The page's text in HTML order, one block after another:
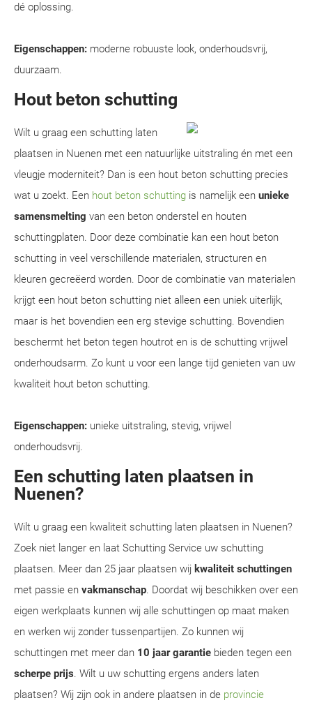
dé oplossing.
Eigenschappen: moderne robuuste look, onderhoudsvrij,
duurzaam.
Hout beton schutting
Wilt u graag een schutting laten
plaatsen in Nuenen met een natuurlijke uitstraling én met een
vleugje moderniteit? Dan is een hout beton schutting precies
wat u zoekt. Een hout beton schutting is namelijk een unieke
samensmelting van een beton onderstel en houten
schuttingplaten. Door deze combinatie kan een hout beton
schutting in veel verschillende materialen, structuren en
kleuren gecreëerd worden. Door de combinatie van materialen
krijgt een hout beton schutting niet alleen een uniek uiterlijk,
maar is het bovendien een erg stevige schutting. Bovendien
beschermt het beton tegen houtrot en is de schutting vrijwel
onderhoudsarm. Zo kunt u voor een lange tijd genieten van uw
kwaliteit hout beton schutting.
Eigenschappen: unieke uitstraling, stevig, vrijwel
onderhoudsvrij.
Een schutting laten plaatsen in
Nuenen?
Wilt u graag een kwaliteit schutting laten plaatsen in Nuenen?
Zoek niet langer en laat Schutting Service uw schutting
plaatsen. Meer dan 25 jaar plaatsen wij kwaliteit schuttingen
met passie en vakmanschap. Doordat wij beschikken over een
eigen werkplaats kunnen wij alle schuttingen op maat maken
en werken wij zonder tussenpartijen. Zo kunnen wij
schuttingen met meer dan 10 jaar garantie bieden tegen een
scherpe prijs. Wilt u uw schutting ergens anders laten
plaatsen? Wij zijn ook in andere plaatsen in de provincie